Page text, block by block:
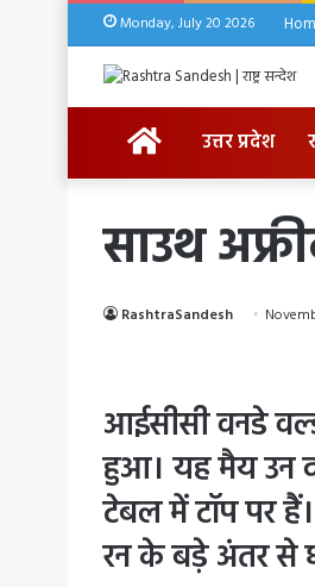
Monday, July 20 2026
HOMEउत्तर प्रदेश
साउथ
RashtraSandesh
आईसीसी वनडे
हुआ। यह मैय उन
टेबल में टॉप पर
रन के बड़े अंतर से